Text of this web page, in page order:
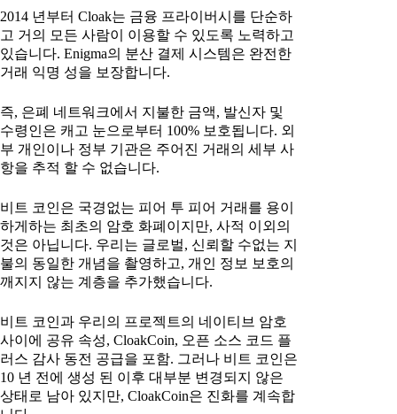
2014 년부터 Cloak는 금융 프라이버시를 단순하
고 거의 모든 사람이 이용할 수 있도록 노력하고
있습니다. Enigma의 분산 결제 시스템은 완전한
거래 익명 성을 보장합니다.
즉, 은폐 네트워크에서 지불한 금액, 발신자 및
수령인은 캐고 눈으로부터 100% 보호됩니다. 외
부 개인이나 정부 기관은 주어진 거래의 세부 사
항을 추적 할 수 없습니다.
비트 코인은 국경없는 피어 투 피어 거래를 용이
하게하는 최초의 암호 화폐이지만, 사적 이외의
것은 아닙니다. 우리는 글로벌, 신뢰할 수없는 지
불의 동일한 개념을 촬영하고, 개인 정보 보호의
깨지지 않는 계층을 추가했습니다.
비트 코인과 우리의 프로젝트의 네이티브 암호
사이에 공유 속성, CloakCoin, 오픈 소스 코드 플
러스 감사 동전 공급을 포함. 그러나 비트 코인은
10 년 전에 생성 된 이후 대부분 변경되지 않은
상태로 남아 있지만, CloakCoin은 진화를 계속합